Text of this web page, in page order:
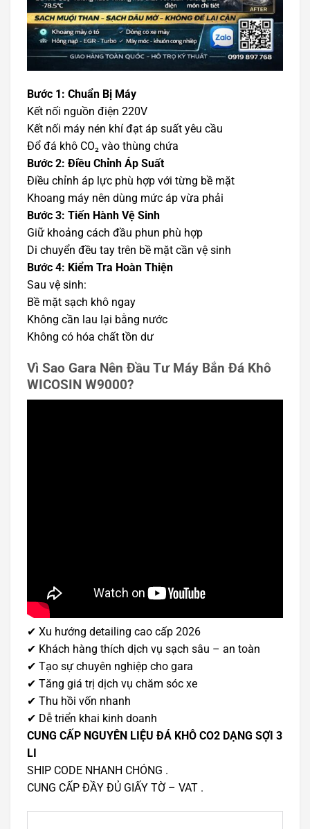
Bước 1: Chuẩn Bị Máy
Kết nối nguồn điện 220V
Kết nối máy nén khí đạt áp suất yêu cầu
Đổ đá khô CO₂ vào thùng chứa
Bước 2: Điều Chỉnh Áp Suất
Điều chỉnh áp lực phù hợp với từng bề mặt
Khoang máy nên dùng mức áp vừa phải
Bước 3: Tiến Hành Vệ Sinh
Giữ khoảng cách đầu phun phù hợp
Di chuyển đều tay trên bề mặt cần vệ sinh
Bước 4: Kiểm Tra Hoàn Thiện
Sau vệ sinh:
Bề mặt sạch khô ngay
Không cần lau lại bằng nước
Không có hóa chất tồn dư
Vì Sao Gara Nên Đầu Tư Máy Bắn Đá Khô
WICOSIN W9000?
✔ Xu hướng detailing cao cấp 2026
✔ Khách hàng thích dịch vụ sạch sâu – an toàn
✔ Tạo sự chuyên nghiệp cho gara
✔ Tăng giá trị dịch vụ chăm sóc xe
✔ Thu hồi vốn nhanh
✔ Dễ triển khai kinh doanh
CUNG CẤP NGUYÊN LIỆU ĐÁ KHÔ CO2 DẠNG SỢI 3
LI
SHIP CODE NHANH CHÓNG .
CUNG CẤP ĐẦY ĐỦ GIẤY TỜ – VAT .